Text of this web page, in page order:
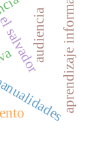
audiencia aprendizaje informal